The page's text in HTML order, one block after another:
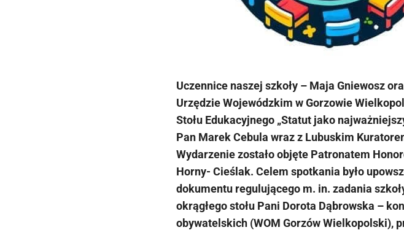
Uczennice naszej szkoły – Maja Gniewosz
Urzędzie Wojewódzkim w Gorzowie
Stołu Edukacyjnego „Statut jako
Pan Marek Cebula wraz z Lubuskim
Wydarzenie zostało objęte Patronatem
Horny- Cieślak. Celem spotkania było
dokumentu regulującego m. in. zadania
okrągłego stołu Pani Dorota Dąbrowska –
obywatelskich (WOM Gorzów Wielkopolski),